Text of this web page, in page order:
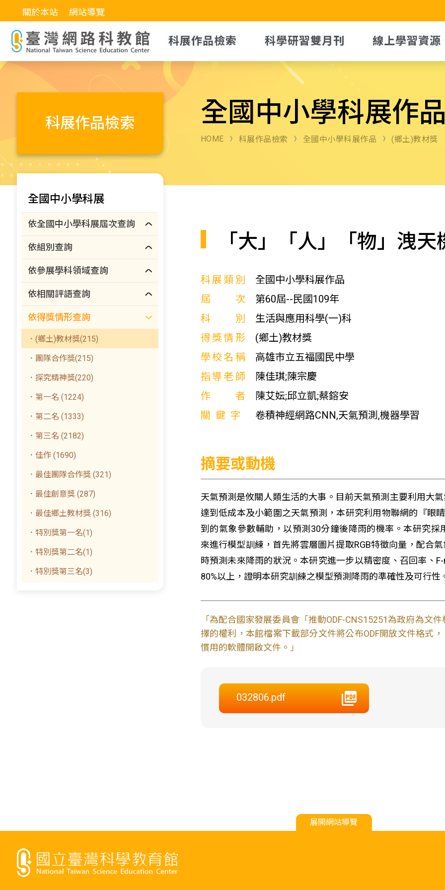
關於本站 網站導覽
科展作品檢索 科學研習雙月刊 線上學習資源
科展作品檢索 全國中小學科展作
HOME 科展作品檢索 全國中小學科展作品 (鄉土)教材獎
全國中小學科展
依全國中小學科展屆次查詢
依組別查詢
依參展學科領域查詢
依相關評語查詢
依得獎情形查詢
．(鄉土)教材獎(215)
．團隊合作獎(215)
．探究精神獎(220)
．第一名 (1224)
．第二名 (1333)
．第三名 (2182)
．佳作 (1690)
．最佳團隊合作獎 (321)
．最佳創意獎 (287)
．最佳鄉土教材獎 (316)
．特別獎第一名(1)
．特別獎第二名(1)
．特別獎第三名(3)
「大」「人」「物」洩天
科展類別
全國中小學科展作品
屆次
第60屆--民國109年
科別
生活與應用科學(一)科
得獎情形
(鄉土)教材獎
學校名稱
高雄市立五福國民中學
指導老師
陳佳琪;陳宗慶
作者
陳艾妘;邱立凱;蔡鎔安
關鍵字
卷積神經網路CNN,天氣預測,機器學習
摘要或動機
天氣預測是攸關人類生活的大事。目前天氣預測主要利用大
達到低成本及小範圍之天氣預測，本研究利用物聯網的『眼
到的氣象參數輔助，以預測30分鐘後降雨的機率。本研究採
來進行模型訓練，首先將雲層圖片提取RGB特徵向量，配合
時預測未來降雨的狀況。本研究進一步以精密度、召回率、
80%以上，證明本研究訓練之模型預測降雨的準確性及可行性
「為配合國家發展委員會「推動ODF-CNS15251為政府為文
擇的權利，本館檔案下載部分文件將公布ODF開放文件格式
慣用的軟體開啟文件。」
032806.pdf
展開網站導覽